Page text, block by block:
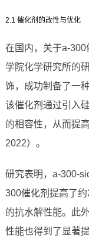
2.1 催化剂的改性与优化
在国内，关于a-
学院化学研究所的
饰，成功制备了一
该催化剂通过引入
的相容性，从而提
2022）。
研究表明，a-300-
300催化剂提高了
的抗水解性能。此
性能也得到了显著